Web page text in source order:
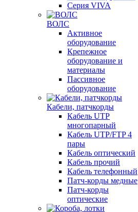
Серия VIVA
ВОЛС
Активное
оборудование
Крепежное
оборудование и
материалы
Пассивное
оборудование
Кабели, патчкорды
Кабель UTP
многопарный
Кабель UTP/FTP 4
пары
Кабель оптический
Кабель прочий
Кабель телефонный
Патч-корды медные
Патч-корды
оптические